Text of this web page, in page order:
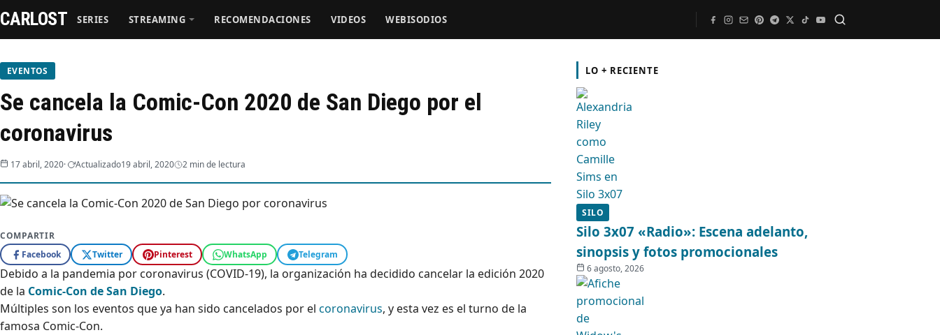
Series
Streaming
Recomendaciones
Videos
CARLOST SERIES STREAMING RECOMENDACIONES VIDEOS WEBISODIOS
EVENTOS
Se cancela la Comic‑Con 2020 de San Diego por el
coronavirus
17 abril, 2020 Actualizado19 abril, 2020 2 min de lectura
COMPARTIR
Facebook
Twitter Pinterest WhatsApp Telegram
Debido a la pandemia por coronavirus (COVID-19), la organización ha decidido cancelar la edición 2020
de la Comic-Con de San Diego.
Múltiples son los eventos que ya han sido cancelados por el coronavirus, y esta vez es el turno de la
famosa Comic-Con.
LO + RECIENTE
SILO
Silo 3x07 «Radio»: Escena adelanto,
sinopsis y fotos promocionales
6 agosto, 2026